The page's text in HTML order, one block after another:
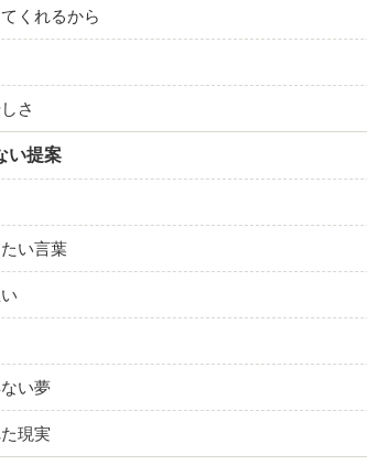
くれるから
さ
い提案
い言葉
い夢
現実